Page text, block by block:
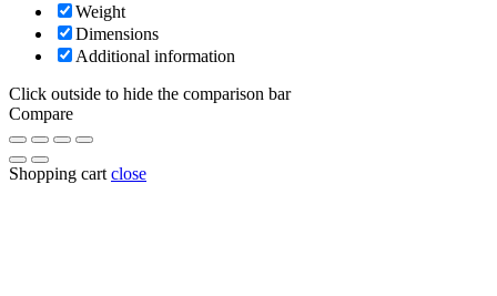
Weight
Dimensions
Additional information
Click outside to hide the comparison bar
Compare
Shopping cart close